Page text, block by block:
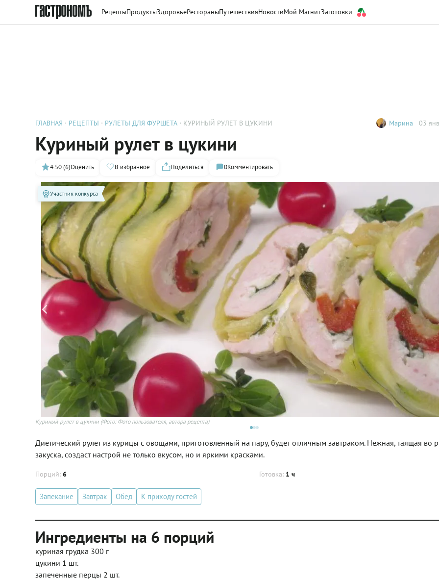
РецептыПродуктыЗдоровьеРестораныПутешествияНовостиМой МагнитЗаготовки
ГЛАВНАЯ РЕЦЕПТЫ РУЛЕТЫ ДЛЯ ФУРШЕТА КУРИНЫЙ РУЛЕТ В ЦУКИНИ Марина 03
Куриный рулет в цукини
4.50 (6)Оценить В избранное Поделиться 0Комментировать
Участник конкурса
Куриный рулет в цукини (Фото: Фото пользователя, автора рецепта)
Диетический рулет из курицы с овощами, приготовленный на пару, будет отличным завтраком. Нежная, таящая во
закуска, создаст настрой не только вкусом, но и яркими красками.
Порций: 6 Готовка: 1 ч
Запекание Завтрак Обед К приходу гостей
Ингредиенты на 6 порций
куриная грудка 300 г
цукини 1 шт.
запеченные перцы 2 шт.